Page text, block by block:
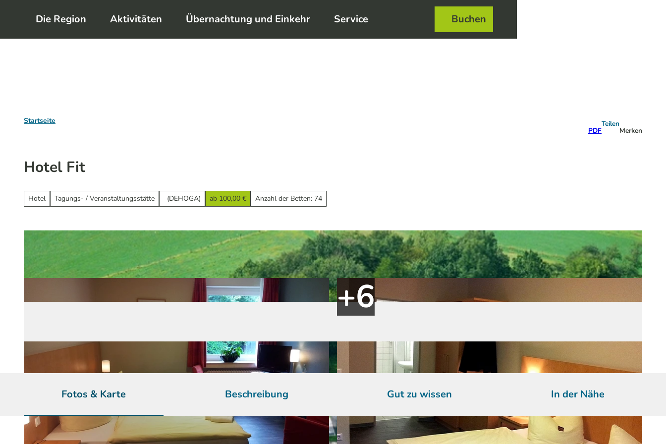
m
Die Region Aktivitäten Übernachtung und Einkehr Service Buchen
Startseite
PDF
Teilen
Merken
Hotel Fit
Hotel Tagungs- / Veranstaltungsstätte (DEHOGA) ab 100,00 € Anzahl der Betten: 74
Fotos & Karte Beschreibung Gut zu wissen In der Nähe